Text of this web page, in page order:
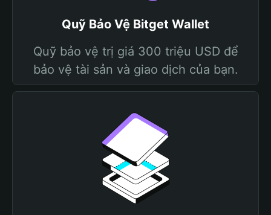
Quỹ Bảo Vệ Bitget Wallet
Quỹ bảo vệ trị giá 300 triệu USD để
bảo vệ tài sản và giao dịch của bạn.